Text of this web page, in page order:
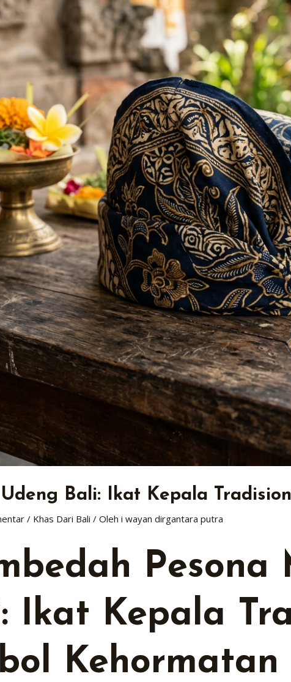
Bali: Ikat Kepala
/ Khas Dari Bali / Olehi wayan dirgantara putra
Pesona
Ikat Kepala